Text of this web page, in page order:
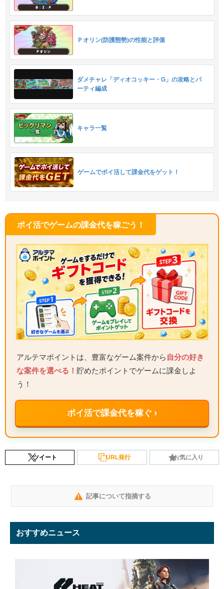
Ｐオリン(防護態勢)の性能と評価
ダメチャレ「ディオコッキー・G」の攻略とパ
ーティ編成
キャラ一覧
ゲームでポイ活して課金代をゲット！
ポイ活でゲームの課金代を稼ごう！
アルテマポイントは、豊富なゲーム案件から 自分の好き
な案件を選べる！ 貯めたポイントでゲームに課金しよ
う！
ポイ活で課金代を稼ぐ ›
ツイート URL発行 お気に入り
記事について指摘する
おすすめニュース